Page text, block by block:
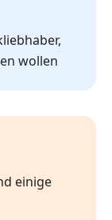
wollen
einige